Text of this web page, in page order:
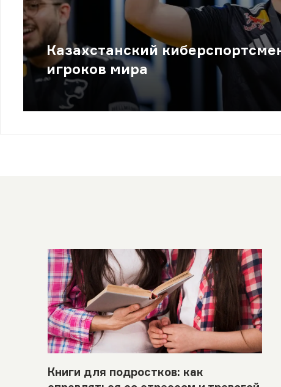
Казахстанский
игроков мира
Книги для подростков: как